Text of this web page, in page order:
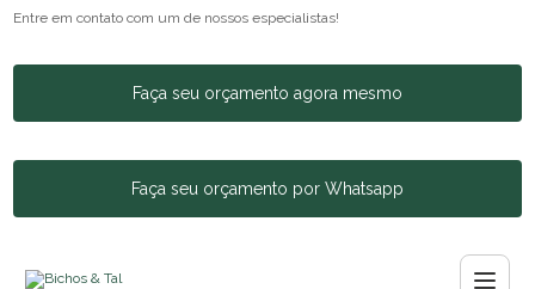
Entre em contato com um de nossos especialistas!
Faça seu orçamento agora mesmo
Faça seu orçamento por Whatsapp